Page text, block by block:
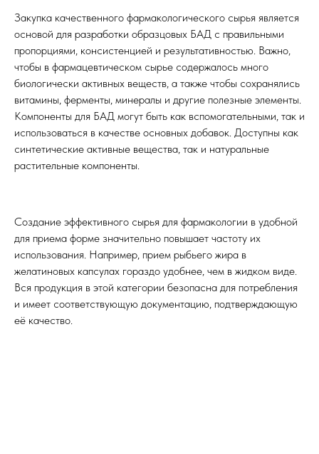
Закупка качественного фармакологического сырья является
основой для разработки образцовых БАД с правильными
пропорциями, консистенцией и результативностью. Важно,
чтобы в фармацевтическом сырье содержалось много
биологически активных веществ, а также чтобы сохранялись
витамины, ферменты, минералы и другие полезные элементы.
Компоненты для БАД могут быть как вспомогательными, так и
использоваться в качестве основных добавок. Доступны как
синтетические активные вещества, так и натуральные
растительные компоненты.
Создание эффективного сырья для фармакологии в удобной
для приема форме значительно повышает частоту их
использования. Например, прием рыбьего жира в
желатиновых капсулах гораздо удобнее, чем в жидком виде.
Вся продукция в этой категории безопасна для потребления
и имеет соответствующую документацию, подтверждающую
её качество.